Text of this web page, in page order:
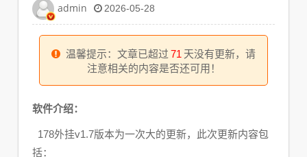
admin 2026-05-28
温馨提示：文章已超过 71 天没有更新，请
注意相关的内容是否还可用！
软件介绍：
178外挂v1.7版本为一次大的更新，此次更新内容包
括：